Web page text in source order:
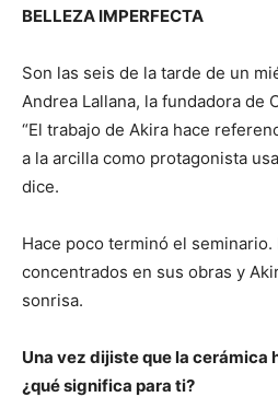
BELLEZA IMPERFECTA
Son las seis de la tarde de un
Andrea Lallana, la fundadora de
“El trabajo de Akira hace
a la arcilla como protagonista
dice.
Hace poco terminó el
concentrados en sus obras y
sonrisa.
Una vez dijiste que la cerámica
¿qué significa para ti?